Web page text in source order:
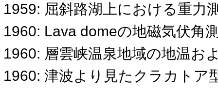
1959: 屈斜路湖上における重力
1960: Lava domeの地磁気伏角
1960: 層雲峡温泉地域の地温お
1960: 津波より見たクラカトア